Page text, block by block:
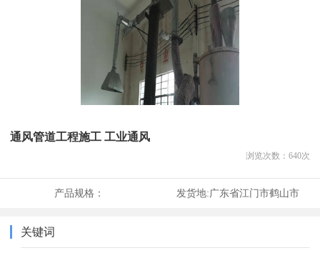
通风管道工程施工 工业通风
浏览次数： 640次
产品规格： 发货地:广东省江门市鹤山市
关键词